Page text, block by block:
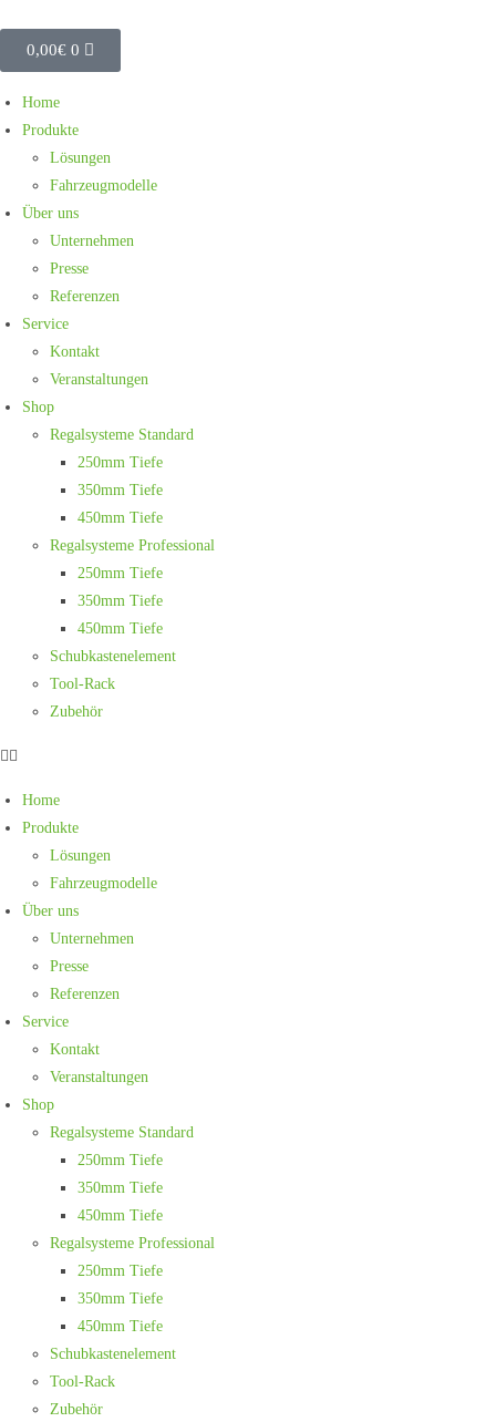
0,00€ 0
Home
Produkte
Lösungen
Fahrzeugmodelle
Über uns
Unternehmen
Presse
Referenzen
Service
Kontakt
Veranstaltungen
Shop
Regalsysteme Standard
250mm Tiefe
350mm Tiefe
450mm Tiefe
Regalsysteme Professional
250mm Tiefe
350mm Tiefe
450mm Tiefe
Schubkastenelement
Tool-Rack
Zubehör
Home
Produkte
Lösungen
Fahrzeugmodelle
Über uns
Unternehmen
Presse
Referenzen
Service
Kontakt
Veranstaltungen
Shop
Regalsysteme Standard
250mm Tiefe
350mm Tiefe
450mm Tiefe
Regalsysteme Professional
250mm Tiefe
350mm Tiefe
450mm Tiefe
Schubkastenelement
Tool-Rack
Zubehör